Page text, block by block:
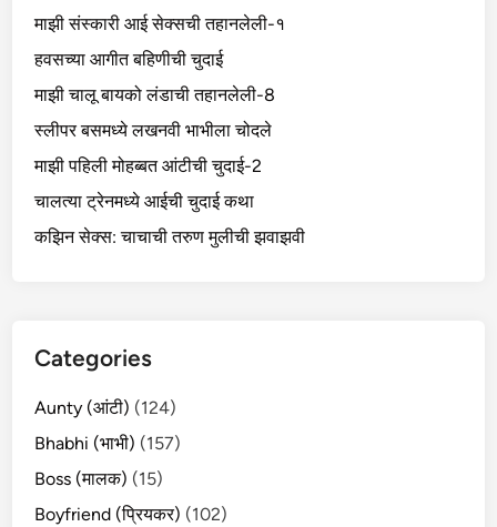
माझी संस्कारी आई सेक्सची तहानलेली-१
हवसच्या आगीत बहिणीची चुदाई
माझी चालू बायको लंडाची तहानलेली-8
स्लीपर बसमध्ये लखनवी भाभीला चोदले
माझी पहिली मोहब्बत आंटीची चुदाई-2
चालत्या ट्रेनमध्ये आईची चुदाई कथा
कझिन सेक्स: चाचाची तरुण मुलीची झवाझवी
Categories
Aunty (आंटी) (124)
Bhabhi (भाभी) (157)
Boss (मालक) (15)
Boyfriend (प्रियकर) (102)